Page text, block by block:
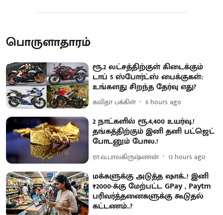
பொருளாதாரம்
ரூ.2 லட்சத்திற்குள் கிடைக்கும்
டாப் 5 ஸ்போர்ட்ஸ் பைக்குகள்:
உங்களது சிறந்த தேர்வு எது?
கவிதா பக்கிள் 6 hours ago
2 நாட்களில் ரூ.4,400 உயர்வு.!
தங்கத்திற்கும் இனி தனி பட்ஜெட்
போடனும் போல.!
ரா.வ.பாலகிருஷ்ணன் 13 hours ago
மக்களுக்கு அடுத்த ஷாக்..! இனி
₹2000-க்கு மேற்பட்ட GPay , Paytm
பரிவர்த்தனைகளுக்கு கூடுதல்
கட்டணம்..?